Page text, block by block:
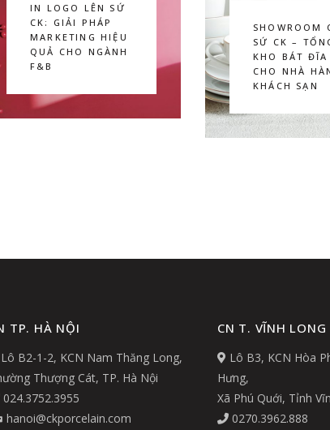
IN LOGO LÊN SỨ
CK: GIẢI PHÁP
MARKETING HIỆU
QUẢ CHO NGÀNH
F&B
SHOWROOM
SỨ CK –
KHO BÁT ĐĨA
CHO NHÀ
KHÁCH SẠN
TP. HÀ NỘI
Lô B2-1-2, KCN Nam Thăng Long,
Thượng Cát, TP. Hà Nội
024.3752.3955
hanoi@ckporcelain.com
CN T. VĨNH LONG
Lô B3, KCN Hòa
Hưng,
Xã Phú Quới, Tỉnh
0270.3962.888